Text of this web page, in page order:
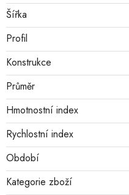
Šířka
Profil
Konstrukce
Průměr
Hmotnostní index
Rychlostní index
Období
Kategorie zboží